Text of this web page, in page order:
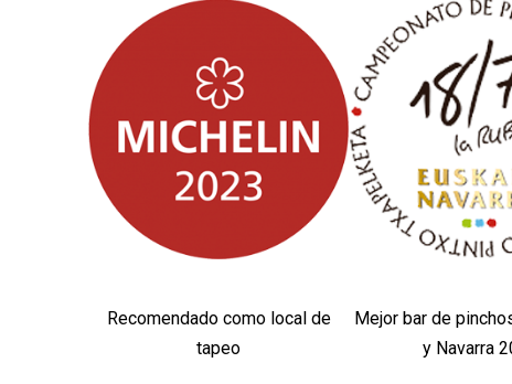
Recomendado como local de
tapeo
Mejor bar de
y Navarra